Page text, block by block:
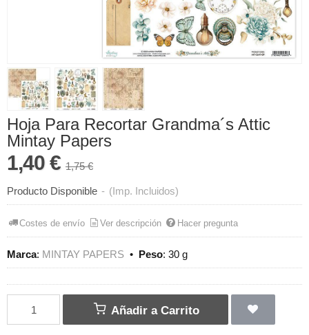
Hoja Para Recortar Grandma´s Attic
Mintay Papers
1,40 € 1,75 €
Producto Disponible - (Imp. Incluidos)
Costes de envío Ver descripción Hacer pregunta
Marca: MINTAY PAPERS • Peso: 30 g
Añadir a Carrito